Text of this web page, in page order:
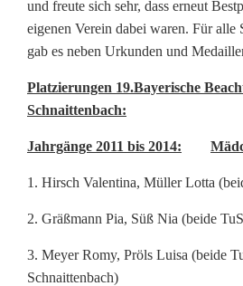
und freute sich sehr, dass erneut
eigenen Verein dabei waren. Für alle
gab es neben Urkunden und
Platzierungen 19.Bayerische
Schnaittenbach:
Jahrgänge 2011 bis 2014:
1. Hirsch Valentina, Müller Lotta
2. Gräßmann Pia, Süß Nia (beide
3. Meyer Romy, Pröls Luisa (beide
Schnaittenbach)